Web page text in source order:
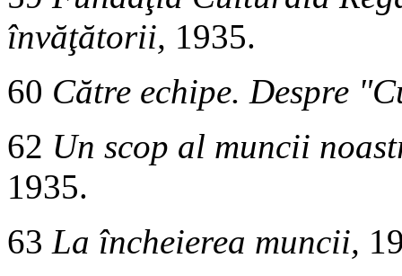
învăţătorii, 1935.
60 Către echipe. Despre
62 Un scop al muncii
1935.
63 La încheierea muncii,